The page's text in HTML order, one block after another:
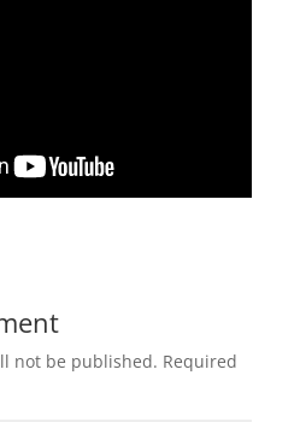
not be published. Required